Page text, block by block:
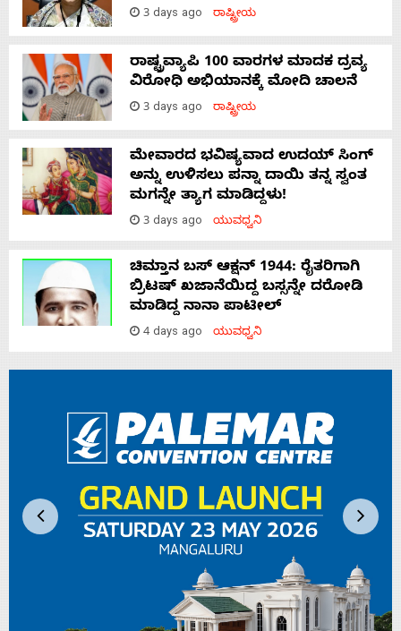
3 days ago ರಾಷ್ಟ್ರೀಯ
ರಾಷ್ಟ್ರವ್ಯಾಪಿ 100 ವಾರಗಳ ಮಾದಕ ದ್ರವ್ಯ
ವಿರೋಧಿ ಅಭಿಯಾನಕ್ಕೆ ಮೋದಿ ಚಾಲನೆ
3 days ago ರಾಷ್ಟ್ರೀಯ
ಮೇವಾರದ ಭವಿಷ್ಯವಾದ ಉದಯ್ ಸಿಂಗ್
ಅನ್ನು ಉಳಿಸಲು ಪನ್ನಾ ದಾಯಿ ತನ್ನ ಸ್ವಂತ
ಮಗನ್ನೇ ತ್ಯಾಗ ಮಾಡಿದ್ದಳು!
3 days ago ಯುವಧ್ವನಿ
ಚಿಮ್ತಾನ ಬಸ್ ಆಕ್ಷನ್ 1944: ರೈತರಿಗಾಗಿ
ಬ್ರಿಟಷ್‌ ಖಜಾನೆಯಿದ್ದ ಬಸ್ಸನ್ನೇ ದರೋಡಿ
ಮಾಡಿದ್ದ ನಾನಾ ಪಾಟೀಲ್
4 days ago ಯುವಧ್ವನಿ